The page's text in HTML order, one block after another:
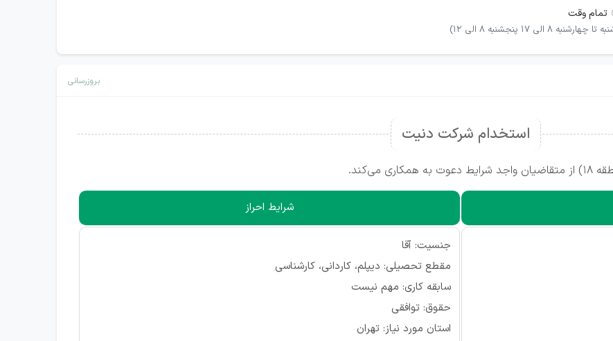
تمام وقت
چهارشنبه 8 الی 17 پنجشنبه 8 الی 12)
بروزرسانی
استخدام شرکت دنیت
شرایط احراز
جنسیت: آقا
مقطع تحصیلی: دیپلم، کاردانی، کارشناسی
سابقه کاری: مهم نیست
حقوق: توافقی
استان مورد نیاز: تهران